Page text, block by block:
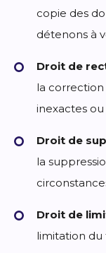
copie des
détenons à
Droit de
la correction
inexactes
Droit de
la
Droit de
limitation du